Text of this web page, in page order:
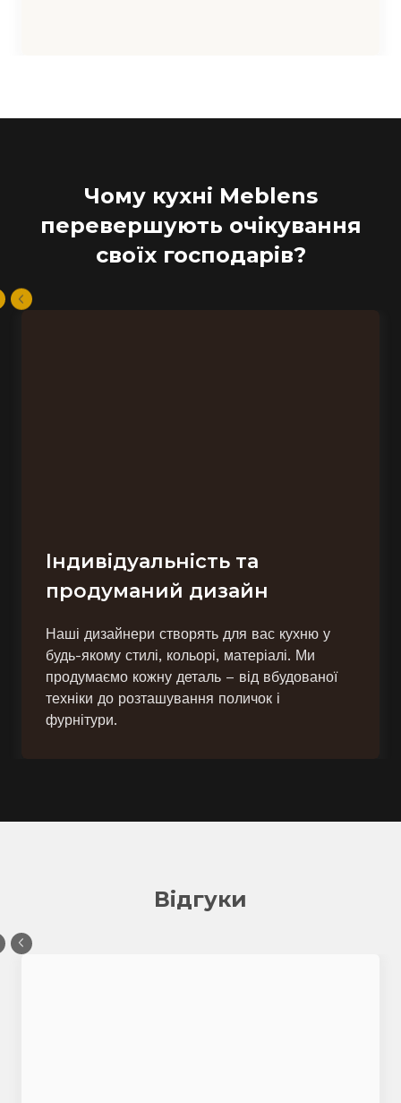
Чому кухні Meblens
перевершують очікування
своїх господарів?
Індивідуальність та
продуманий дизайн
Наші дизайнери створять для вас кухню у
будь-якому стилі, кольорі, матеріалі. Ми
продумаємо кожну деталь – від вбудованої
техніки до розташування поличок і
фурнітури.
Відгуки